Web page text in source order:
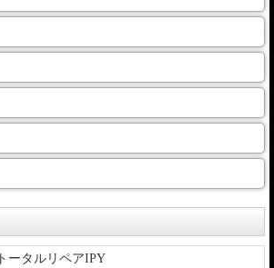
トータルリペアIPY